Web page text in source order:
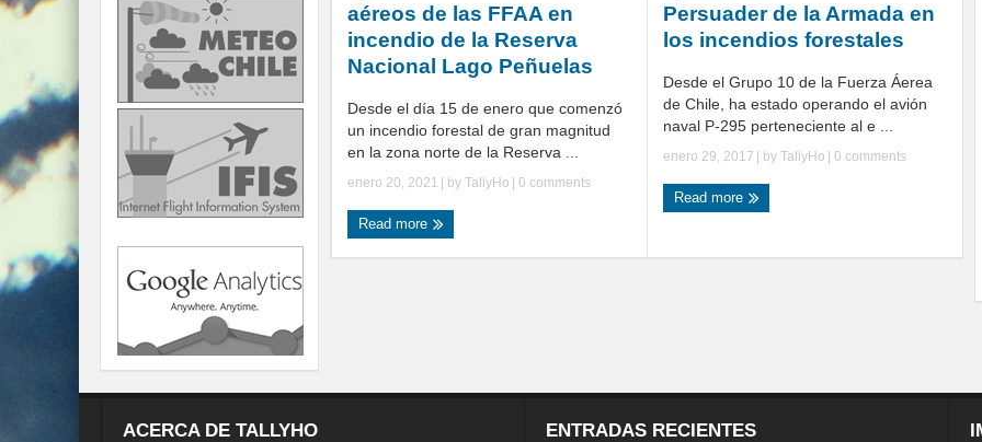
aéreos de las FFAA en
incendio de la Reserva
Nacional Lago Peñuelas
Desde el día 15 de enero que comenzó
un incendio forestal de gran magnitud
en la zona norte de la Reserva ...
enero 20, 2021 | by TallyHo | 0 comments
Read more
Persuader de la Armada en
los incendios forestales
Desde el Grupo 10 de la Fuerza Áerea
de Chile, ha estado operando el avión
naval P-295 perteneciente al e ...
enero 29, 2017 | by TallyHo | 0 comments
Read more
ACERCA DE TALLYHO ENTRADAS RECIENTES